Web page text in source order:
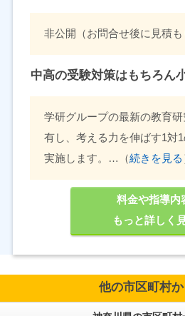
非公開（お問合せ後に見積も
中高の受験対策はもちろん
学研グループの最新の教育
有し、考える力を伸ばす1対
実施します。…（続きを見る
料金や指導内
もっと詳しく
他の市区町村